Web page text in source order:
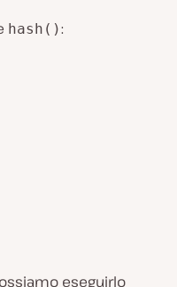
hash():
eseguirlo